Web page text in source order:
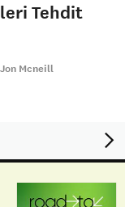
Tehdit
Jon Mcneill